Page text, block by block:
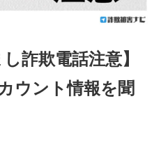
詐欺電話注意】
ウント情報を聞